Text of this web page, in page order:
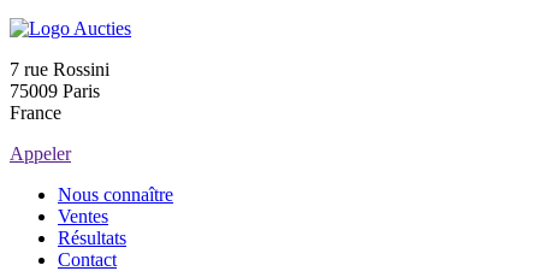
7 rue Rossini
75009 Paris
France
Appeler
Nous connaître
Ventes
Résultats
Contact